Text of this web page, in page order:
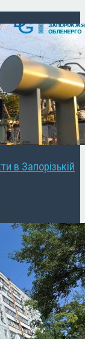
в Запорізькій